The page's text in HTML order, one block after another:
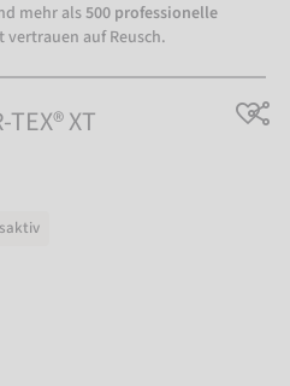
mehr als500 professionelle
auf Reusch.
XT